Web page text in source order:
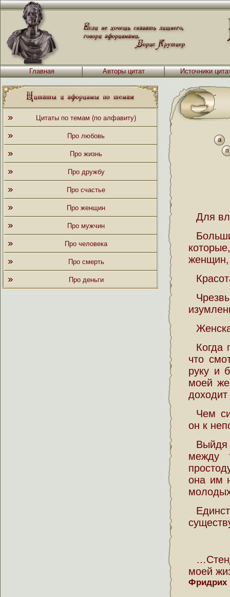
Главная Авторы цитат Источники
Цитаты по темам (по алфавиту)
Про любовь
Про жизнь
Про дружбу
Про счастье
Про женщин
Про мужчин
Про человека
Про смерть
Про деньги
Для
женщин,
Когда
что
руку и
моей
доходит
Чем
он к
Выйдя
между
она им
моей
Фридрих